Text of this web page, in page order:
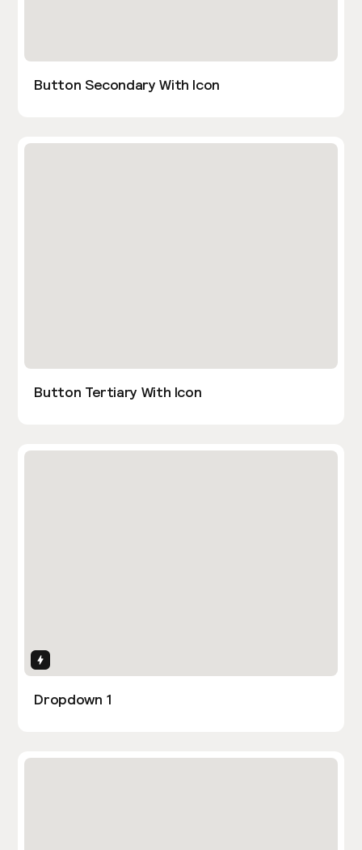
Button Secondary With Icon
Button Tertiary With Icon
Dropdown 1